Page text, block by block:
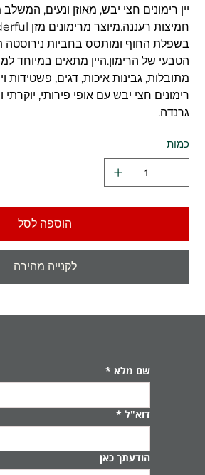
יין רימונים חצי יבש, מאוזן ונעים,
בשפלת החוף ומותסס בחביות נירוסטה
הטבעי של הרימון.היין מתאים במיוחד
מתובלות, גבינות איכות, דגים, פשטידות
רימונים חצי יבש עם אופי פירותי,
גרנדה.
כמות
הוספה לסל
לקנייה מהירה
שם מלא *
דוא"ל *
הודעתך כאן